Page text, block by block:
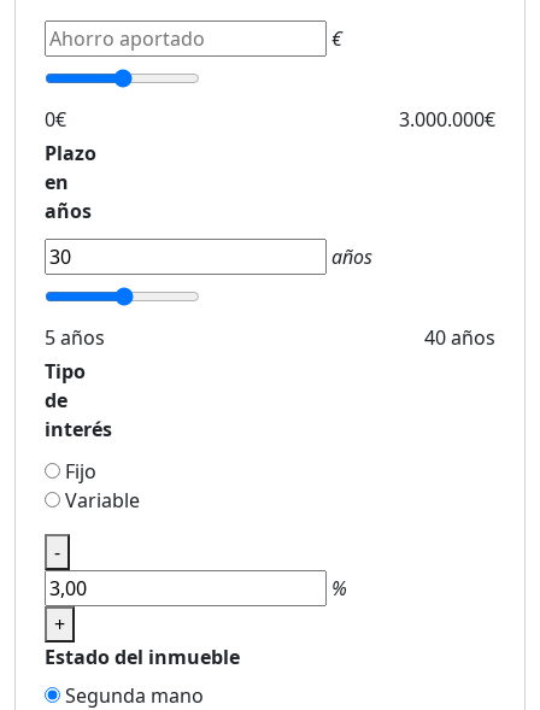
€
0€
3.000.000€
Plazo
en
años
años
5 años
40 años
Tipo
de
interés
Fijo
Variable
-
%
+
Estado del inmueble
Segunda mano